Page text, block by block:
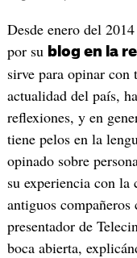
Desde enero del
por su blog en la
sirve para opinar
actualidad del país,
reflexiones, y en
tiene pelos en la
opinado sobre
su experiencia con
antiguos
presentador de
boca abierta,